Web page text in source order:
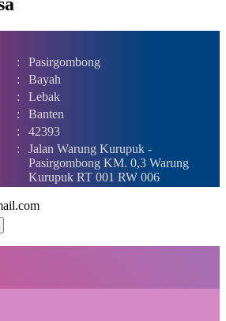
:
Pasirgombong
:
Bayah
:
Lebak
:
Banten
:
42393
:
Jalan Warung Kurupuk -
Pasirgombong KM. 0,3 Warung
Kurupuk RT 001 RW 006